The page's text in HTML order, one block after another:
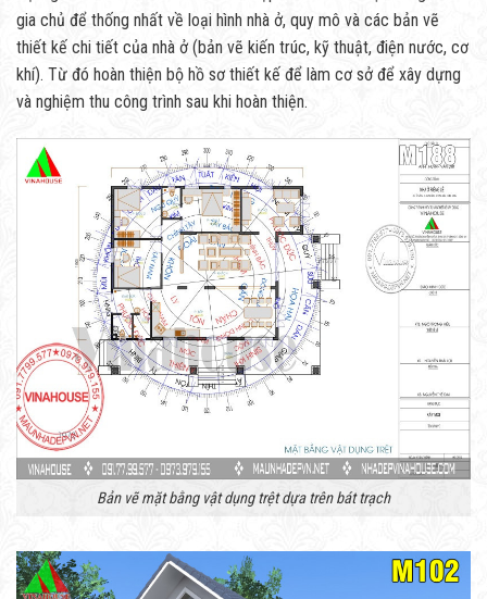
gia chủ để thống nhất về loại hình nhà ở, quy mô và các bản vẽ
thiết kế chi tiết của nhà ở (bản vẽ kiến trúc, kỹ thuật, điện nước, cơ
khí). Từ đó hoàn thiện bộ hồ sơ thiết kế để làm cơ sở để xây dựng
và nghiệm thu công trình sau khi hoàn thiện.
Bản vẽ mặt bằng vật dụng trệt dựa trên bát trạch